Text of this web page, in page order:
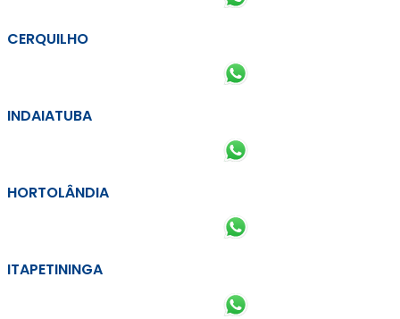
CERQUILHO
INDAIATUBA
HORTOLÂNDIA
ITAPETININGA